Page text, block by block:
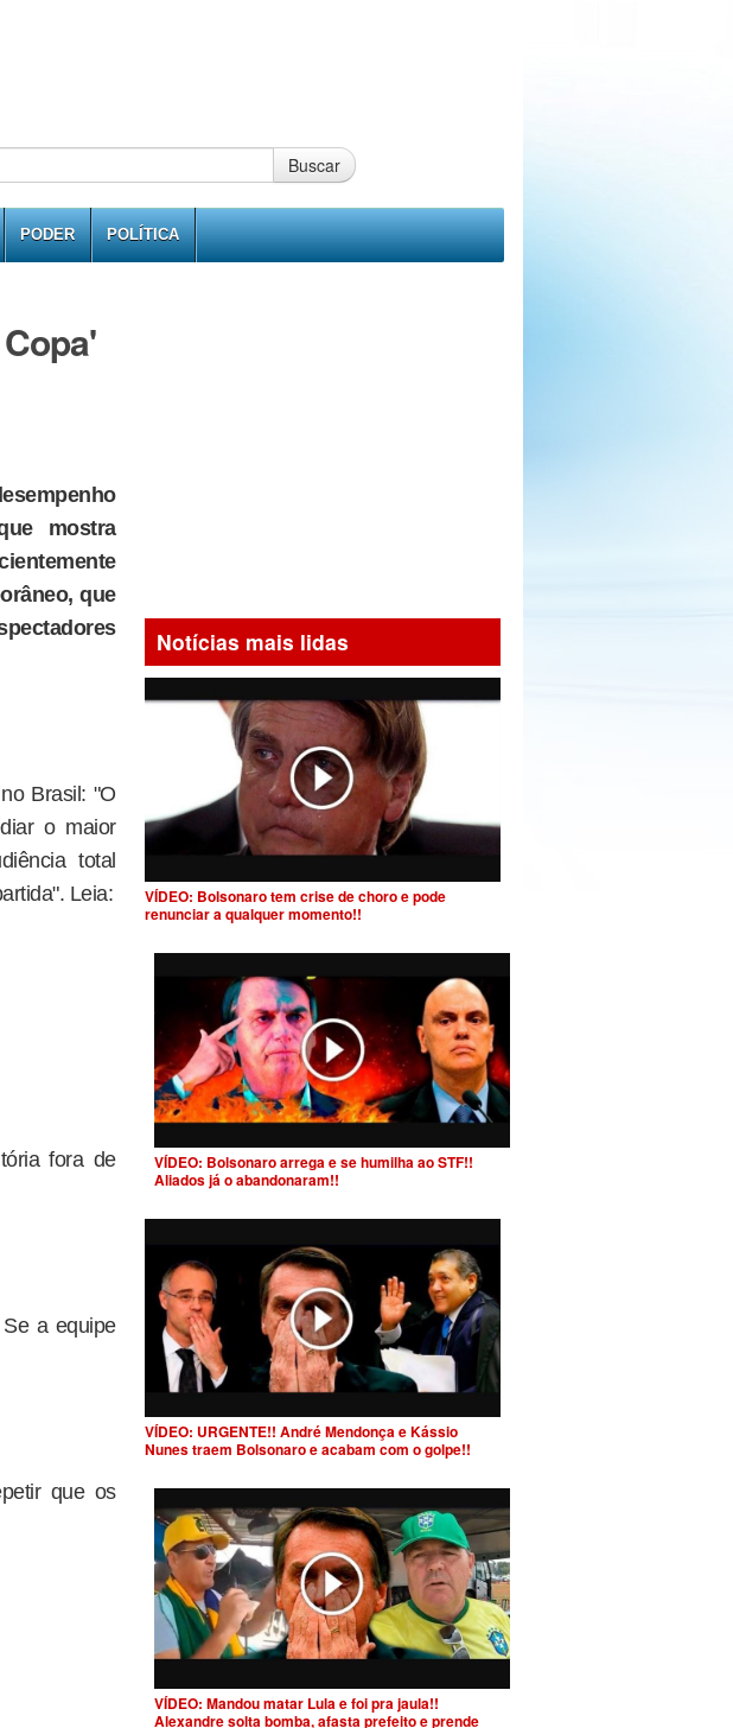
Buscar
PODER POLÍTICA
mostra
que
Brasil: "O
o maior
total
Leia:
fora de
a equipe
que os
Notícias mais lidas
VÍDEO: Bolsonaro tem crise de choro e pode
renunciar a qualquer momento!!
VÍDEO: Bolsonaro arrega e se humilha ao STF!!
Aliados já o abandonaram!!
VÍDEO: URGENTE!! André Mendonça e Kássio
Nunes traem Bolsonaro e acabam com o golpe!!
VÍDEO: Mandou matar Lula e foi pra jaula!!
Alexandre solta bomba, afasta prefeito e prende